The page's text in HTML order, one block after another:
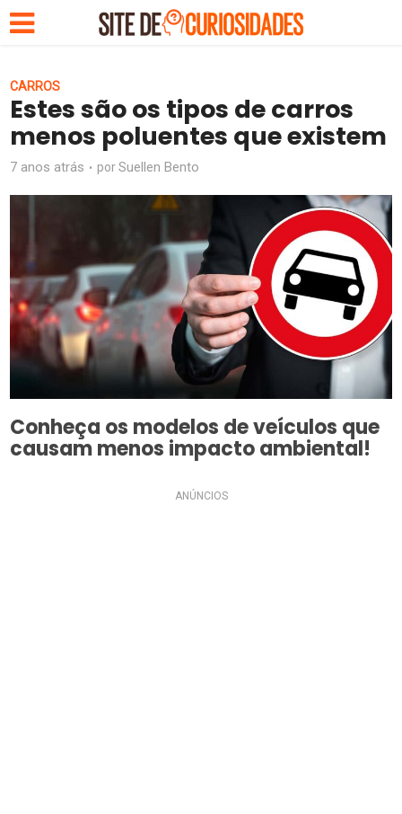
CARROS
Estes são os tipos de carros
menos poluentes que existem
7 anos atrás porSuellen Bento
Conheça os modelos de veículos que
causam menos impacto ambiental!
ANÚNCIOS